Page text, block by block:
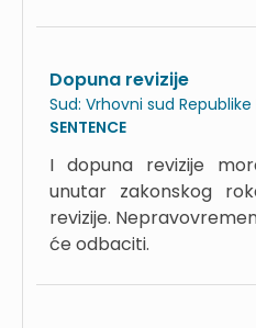
Dopuna revizije
Sud: Vrhovni sud
SENTENCE
I dopuna revizije
unutar zakonskog
revizije.
će odbaciti.